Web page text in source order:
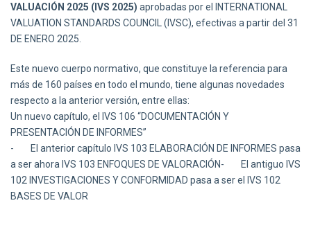
VALUACIÓN 2025 (IVS 2025) aprobadas por el INTERNATIONAL
VALUATION STANDARDS COUNCIL (IVSC), efectivas a partir del 31
DE ENERO 2025.
Este nuevo cuerpo normativo, que constituye la referencia para
más de 160 países en todo el mundo, tiene algunas novedades
respecto a la anterior versión, entre ellas:
Un nuevo capítulo, el IVS 106 “DOCUMENTACIÓN Y
PRESENTACIÓN DE INFORMES”
- El anterior capítulo IVS 103 ELABORACIÓN DE INFORMES pasa
a ser ahora IVS 103 ENFOQUES DE VALORACIÓN- El antiguo IVS
102 INVESTIGACIONES Y CONFORMIDAD pasa a ser el IVS 102
BASES DE VALOR